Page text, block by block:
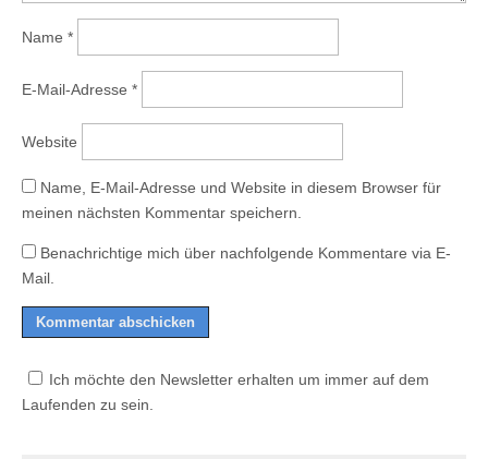
Name *
E-Mail-Adresse *
Website
Name, E-Mail-Adresse und Website in diesem Browser für
meinen nächsten Kommentar speichern.
Benachrichtige mich über nachfolgende Kommentare via E-
Mail.
Ich möchte den Newsletter erhalten um immer auf dem
Laufenden zu sein.